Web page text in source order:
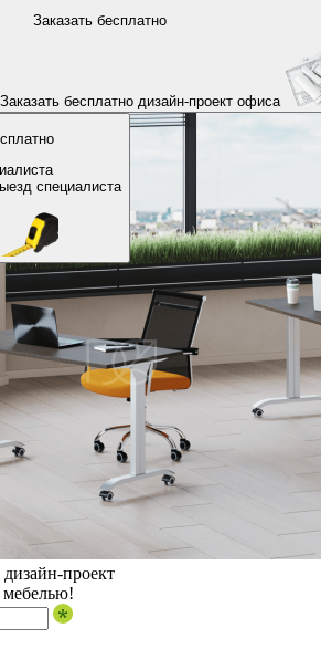
Заказать бесплатно
Заказать бесплатно дизайн-проект офиса
специалиста
проект
мебелью!